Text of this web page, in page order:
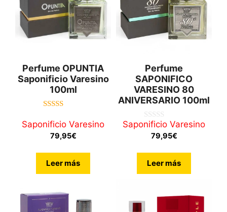
Perfume OPUNTIA
Saponificio Varesino
100ml
de 5
Saponificio Varesino
79,95€
Leer más
Perfume
SAPONIFICO
VARESINO 80
ANIVERSARIO 100ml
0
Saponificio Varesino
79,95€
Leer más